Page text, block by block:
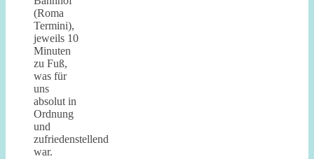
(Roma
Termini),
jeweils 10
Minuten
zu Fuß,
was für
uns
absolut in
Ordnung
und
zufriedenstellend
war.